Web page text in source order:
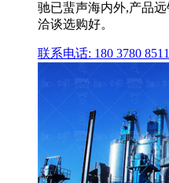
驰已蜚声海内外,产品
洽谈选购好。
联系电话: 180 3780 8511